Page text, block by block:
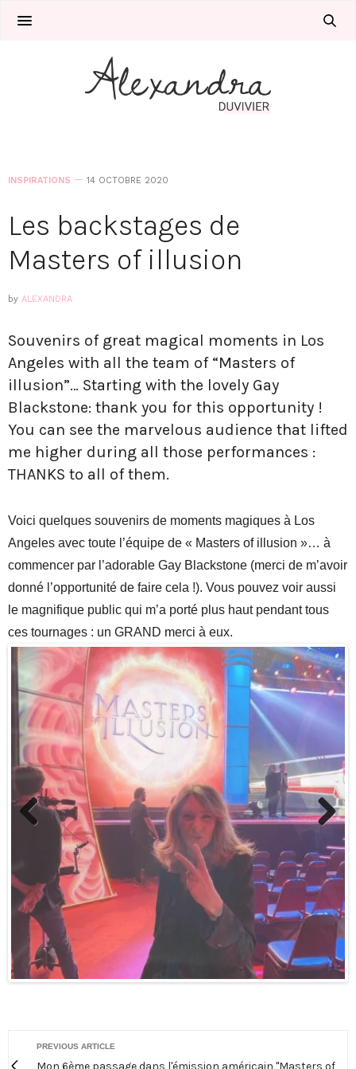
INSPIRATIONS 14 OCTOBRE 2020
Les backstages de
Masters of illusion
by ALEXANDRA
Souvenirs of great magical moments in Los
Angeles with all the team of “Masters of
illusion”… Starting with the lovely Gay
Blackstone: thank you for this opportunity !
You can see the marvelous audience that lifted
me higher during all those performances :
THANKS to all of them.
Voici quelques souvenirs de moments magiques à Los
Angeles avec toute l’équipe de « Masters of illusion »… à
commencer par l’adorable Gay Blackstone (merci de m’avoir
donné l’opportunité de faire cela !). Vous pouvez voir aussi
le magnifique public qui m’a porté plus haut pendant tous
ces tournages : un GRAND merci à eux.
Previous
PREVIOUS ARTICLE
Mon 6ème passage dans l'émission américain "Masters of